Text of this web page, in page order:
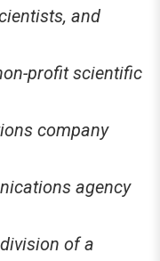
and
profit scientific
company
agency
of a